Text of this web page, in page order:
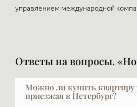
управлением международной
Ответы на вопросы.
Можно ли купить квартиру
приезжая в Петербург?